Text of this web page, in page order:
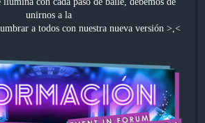
unirnos a la
a todos con nuestra nueva versión >,<